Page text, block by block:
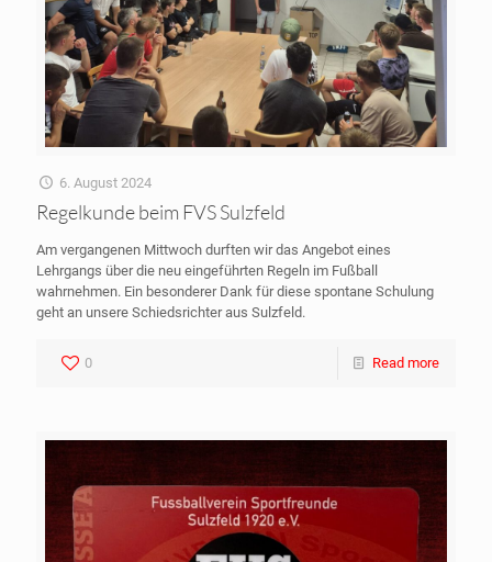
6. August 2024
Regelkunde beim FVS Sulzfeld
Am vergangenen Mittwoch durften wir das Angebot eines
Lehrgangs über die neu eingeführten Regeln im Fußball
wahrnehmen. Ein besonderer Dank für diese spontane Schulung
geht an unsere Schiedsrichter aus Sulzfeld.
0 Read more